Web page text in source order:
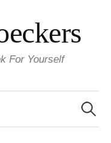
For Yourself
for: